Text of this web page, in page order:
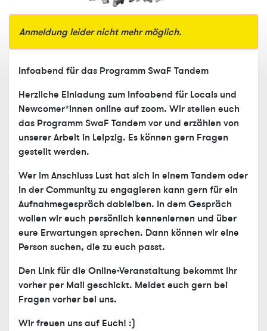
Anmeldung leider nicht mehr möglich.
Infoabend für das Programm SwaF Tandem
Herzliche Einladung zum Infoabend für Locals und
Newcomer*innen online auf zoom. Wir stellen euch
das Programm SwaF Tandem vor und erzählen von
unserer Arbeit in Leipzig. Es können gern Fragen
gestellt werden.
Wer im Anschluss Lust hat sich in einem Tandem oder
in der Community zu engagieren kann gern für ein
Aufnahmegespräch dableiben. In dem Gespräch
wollen wir euch persönlich kennenlernen und über
eure Erwartungen sprechen. Dann können wir eine
Person suchen, die zu euch passt.
Den Link für die Online-Veranstaltung bekommt ihr
vorher per Mail geschickt. Meldet euch gern bei
Fragen vorher bei uns.
Wir freuen uns auf Euch! :)